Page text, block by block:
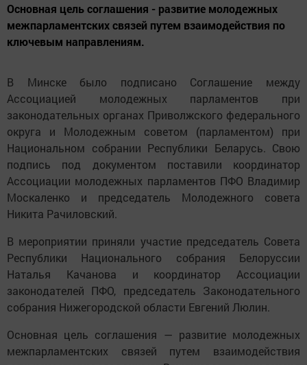
Основная цель соглашения - развитие молодежных
межпарламентских связей путем взаимодействия по
ключевым направлениям.
В Минске было подписано Соглашение между
Ассоциацией молодежных парламентов при
законодательных органах Приволжского федерального
округа и Молодежным советом (парламентом) при
Национальном собрании Республики Беларусь. Свою
подпись под документом поставили координатор
Ассоциации молодежных парламентов ПФО Владимир
Москаленко и председатель Молодежного совета
Никита Рачиловский.
В мероприятии приняли участие председатель Совета
Республики Национального собрания Белоруссии
Наталья Качанова и координатор Ассоциации
законодателей ПФО, председатель Законодательного
собрания Нижегородской области Евгений Люлин.
Основная цель соглашения — развитие молодежных
межпарламентских связей путем взаимодействия